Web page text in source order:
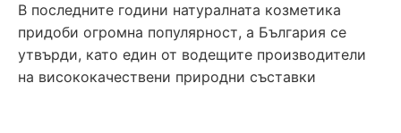
В последните години натуралната козметика
придоби огромна популярност, а България се
утвърди, като един от водещите производители
на висококачествени природни съставки